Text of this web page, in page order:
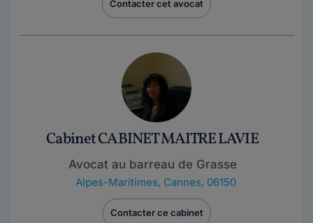
Contacter cet avocat
Cabinet CABINET MAITRE LAVIE
Avocat au barreau de Grasse
Alpes-Maritimes, Cannes, 06150
Contacter ce cabinet